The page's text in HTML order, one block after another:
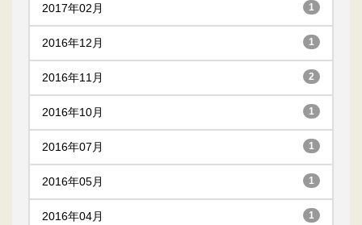
2017年02月 1
2016年12月 1
2016年11月 2
2016年10月 1
2016年07月 1
2016年05月 1
2016年04月 1